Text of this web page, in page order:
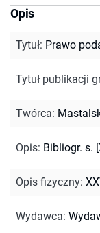
Opis
Tytuł: Prawo
Tytuł publikacji
Twórca:
Opis: Bibliogr. s.
Opis fizyczny:
Wydawca: